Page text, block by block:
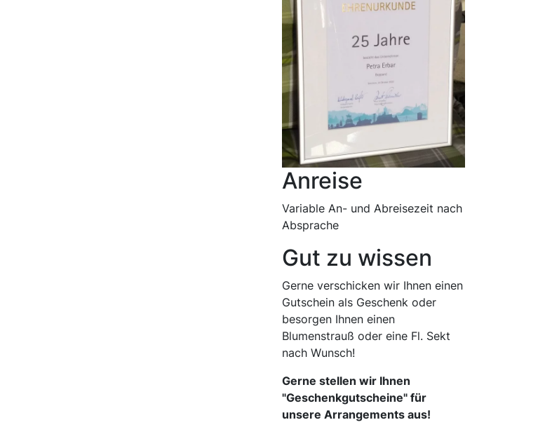
Anreise
Variable An- und Abreisezeit nach
Absprache
Gut zu wissen
Gerne verschicken wir Ihnen einen
Gutschein als Geschenk oder
besorgen Ihnen einen
Blumenstrauß oder eine Fl. Sekt
nach Wunsch!
Gerne stellen wir Ihnen
"Geschenkgutscheine" für
unsere Arrangements aus!